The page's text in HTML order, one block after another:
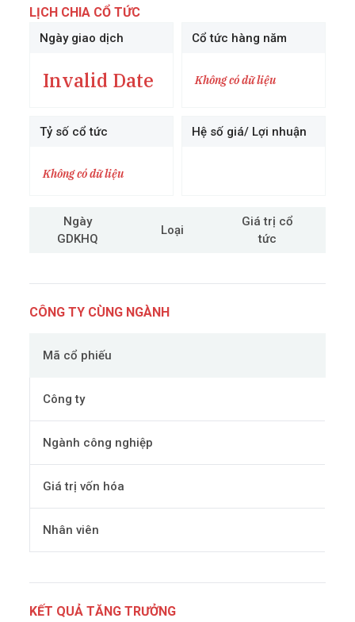
LỊCH CHIA CỔ TỨC
Ngày giao dịch
Invalid Date
Cổ tức hàng năm
Không có dữ liệu
Tỷ số cổ tức
Không có dữ liệu
Hệ số giá/ Lợi nhuận
Ngày
GDKHQ
Loại
Giá trị cổ
tức
CÔNG TY CÙNG NGÀNH
Mã cổ phiếu
Công ty
Ngành công nghiệp
Giá trị vốn hóa
Nhân viên
KẾT QUẢ TĂNG TRƯỞNG